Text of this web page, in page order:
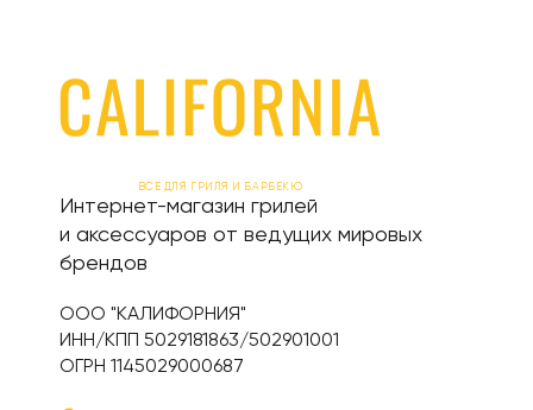
ВСЕ ДЛЯ ГРИЛЯ И БАРБЕКЮ
Интернет-магазин грилей
и аксессуаров от ведущих мировых
брендов
ООО "КАЛИФОРНИЯ"
ИНН/КПП 5029181863/502901001
ОГРН 1145029000687